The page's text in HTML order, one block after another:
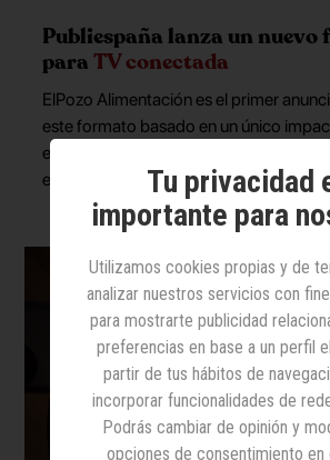
Publiespaña lanza un
paraTV conectada
ElPozo Alimentación es el primer
este formato basado en un único
emitido con cuenta atrás, y que se
emisión en directoTu privacidad
importante para
Utilizamos cookies propias y de
analizar nuestros servicios con
para mostrarte publicidad
preferencias en base a un perfil
partir de tus hábitos de
incorporar funcionalidades de
Podrás cambiar de opinión y
opciones de consentimiento en